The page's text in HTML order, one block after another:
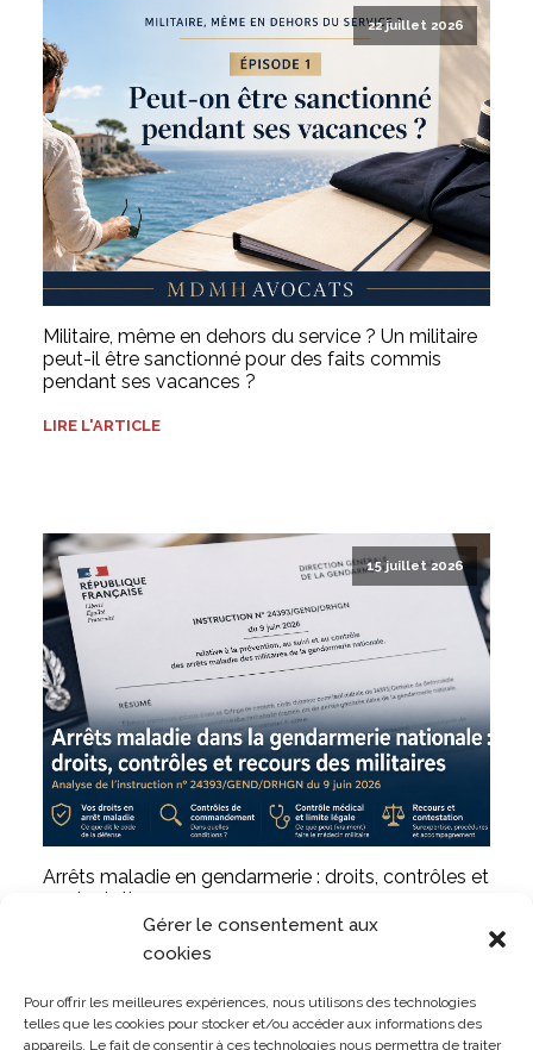
Gérer le consentement aux
cookies
Pour offrir les meilleures expériences, nous utilisons des technologies
telles que les cookies pour stocker et/ou accéder aux informations des
appareils. Le fait de consentir à ces technologies nous permettra de traiter
22 juillet 2026
Militaire, même en dehors du service ? Un militaire
peut-il être sanctionné pour des faits commis
pendant ses vacances ?
LIRE L'ARTICLE
15 juillet 2026
Arrêts maladie en gendarmerie : droits, contrôles et
contestations